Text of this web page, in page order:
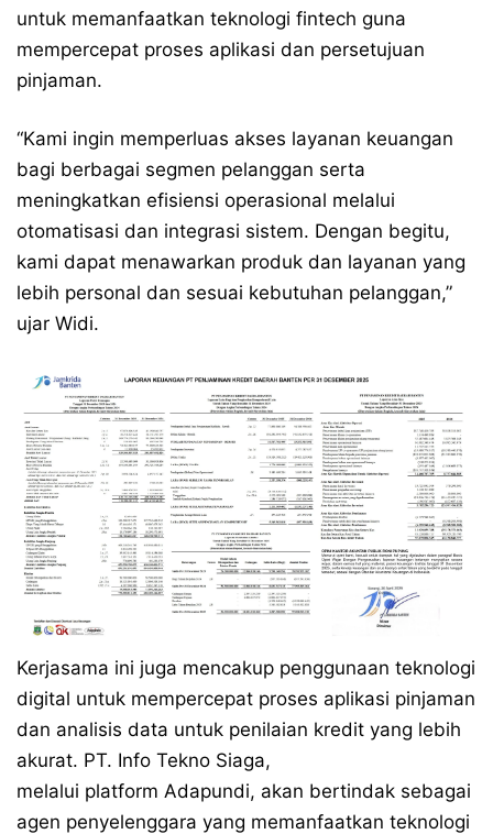
untuk memanfaatkan teknologi fintech guna
mempercepat proses aplikasi dan persetujuan
pinjaman.
“Kami ingin memperluas akses layanan keuangan
bagi berbagai segmen pelanggan serta
meningkatkan efisiensi operasional melalui
otomatisasi dan integrasi sistem. Dengan begitu,
kami dapat menawarkan produk dan layanan yang
lebih personal dan sesuai kebutuhan pelanggan,”
ujar Widi.
Kerjasama ini juga mencakup penggunaan teknologi
digital untuk mempercepat proses aplikasi pinjaman
dan analisis data untuk penilaian kredit yang lebih
akurat. PT. Info Tekno Siaga,
melalui platform Adapundi, akan bertindak sebagai
agen penyelenggara yang memanfaatkan teknologi